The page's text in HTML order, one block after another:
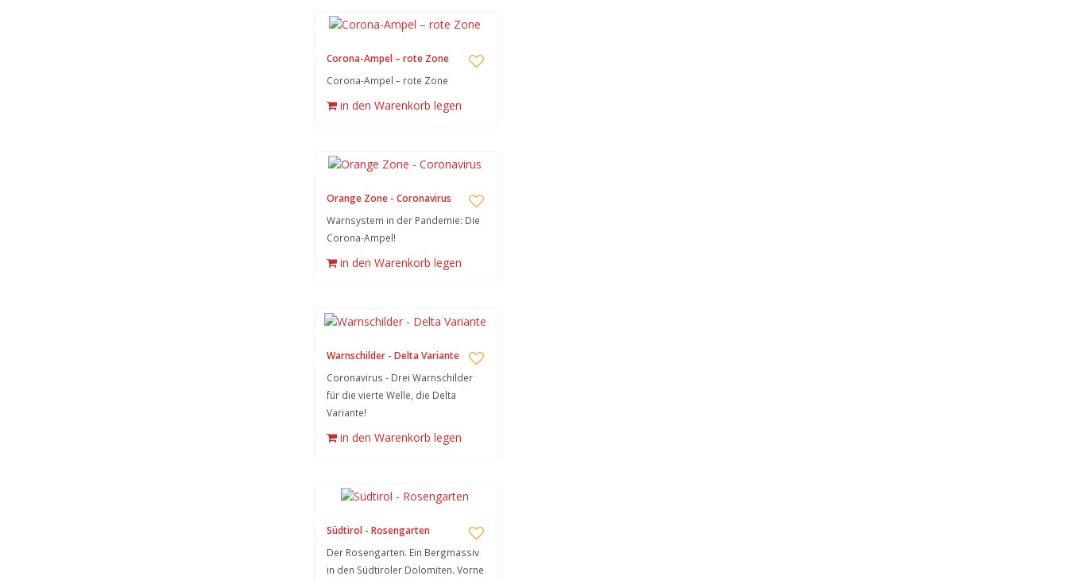
Corona-Ampel – rote Zone
Corona-Ampel – rote Zone
in den Warenkorb legen
Orange Zone - Coronavirus
Warnsystem in der Pandemie: Die
Corona-Ampel!
in den Warenkorb legen
Warnschilder - Delta Variante
Coronavirus - Drei Warnschilder
für die vierte Welle, die Delta
Variante!
in den Warenkorb legen
Südtirol - Rosengarten
Der Rosengarten. Ein Bergmassiv
in den Südtiroler Dolomiten. Vorne